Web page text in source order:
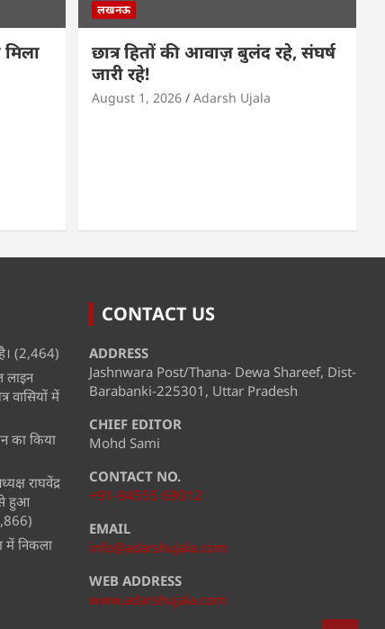
लखनऊ
छात्र हितों की आवाज़ बुलंद रहे, संघर्ष
जारी रहे!
August 1, 2026 Adarsh Ujala
(2,464)
लाइन
वासियों में
का किया
राघवेंद्र
से हुआ
में निकला
CONTACT US
ADDRESS
Jashnwara Post/Thana- Dewa Shareef, Dist-
Barabanki-225301, Uttar Pradesh
CHIEF EDITOR
Mohd Sami
CONTACT NO.
+91-94555 69012
EMAIL
info@adarshujala.com
WEB ADDRESS
www.adarshujala.com